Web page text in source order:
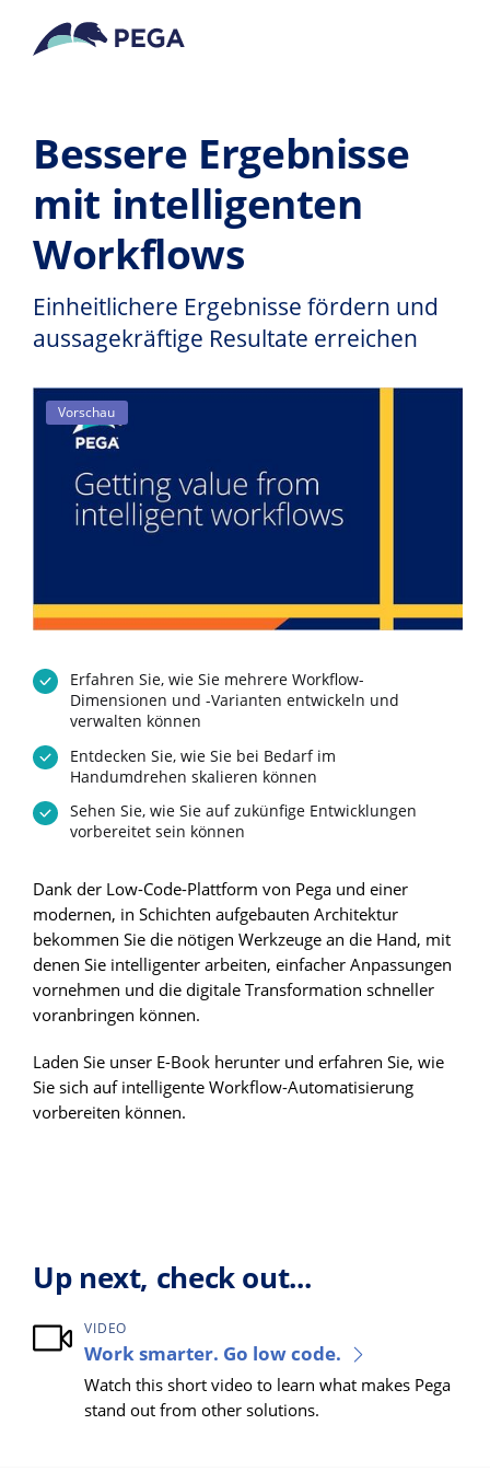
Bessere Ergebnisse
mit intelligenten
Workflows
Einheitlichere Ergebnisse fördern und
aussagekräftige Resultate erreichen
Vorschau
Erfahren Sie, wie Sie mehrere Workflow-
Dimensionen und -Varianten entwickeln und
verwalten können
Entdecken Sie, wie Sie bei Bedarf im
Handumdrehen skalieren können
Sehen Sie, wie Sie auf zukünfige Entwicklungen
vorbereitet sein können
Dank der Low-Code-Plattform von Pega und einer
modernen, in Schichten aufgebauten Architektur
bekommen Sie die nötigen Werkzeuge an die Hand, mit
denen Sie intelligenter arbeiten, einfacher Anpassungen
vornehmen und die digitale Transformation schneller
voranbringen können.
Laden Sie unser E-Book herunter und erfahren Sie, wie
Sie sich auf intelligente Workflow-Automatisierung
vorbereiten können.
Up next, check out...
VIDEO
Work smarter. Go low code.
Watch this short video to learn what makes Pega
stand out from other solutions.